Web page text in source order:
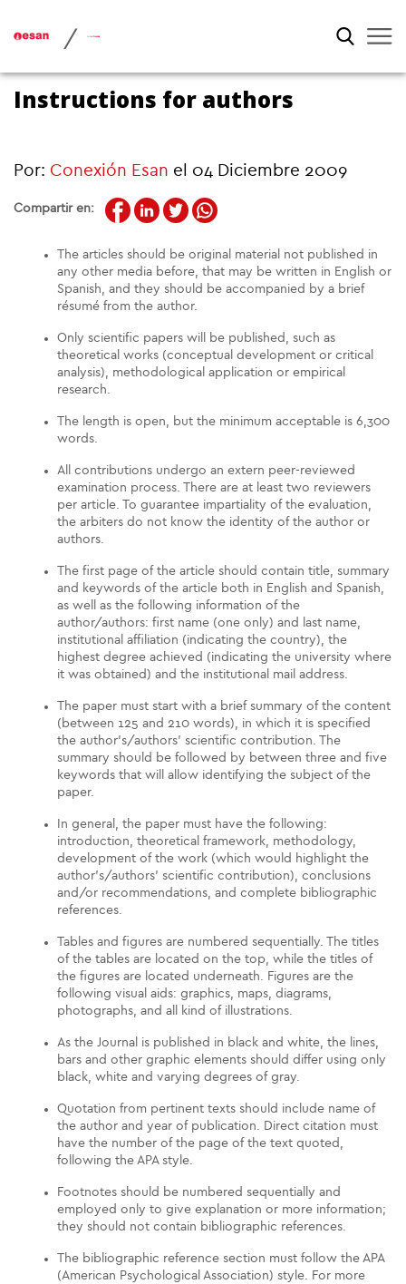
/
Instructions for authors
Por: Conexión Esan el 04 Diciembre 2009
Compartir en:
The articles should be original material not published in
any other media before, that may be written in English or
Spanish, and they should be accompanied by a brief
résumé from the author.
Only scientific papers will be published, such as
theoretical works (conceptual development or critical
analysis), methodological application or empirical
research.
The length is open, but the minimum acceptable is 6,300
words.
All contributions undergo an extern peer-reviewed
examination process. There are at least two reviewers
per article. To guarantee impartiality of the evaluation,
the arbiters do not know the identity of the author or
authors.
The first page of the article should contain title, summary
and keywords of the article both in English and Spanish,
as well as the following information of the
author/authors: first name (one only) and last name,
institutional affiliation (indicating the country), the
highest degree achieved (indicating the university where
it was obtained) and the institutional mail address.
The paper must start with a brief summary of the content
(between 125 and 210 words), in which it is specified
the author's/authors' scientific contribution. The
summary should be followed by between three and five
keywords that will allow identifying the subject of the
paper.
In general, the paper must have the following:
introduction, theoretical framework, methodology,
development of the work (which would highlight the
author's/authors' scientific contribution), conclusions
and/or recommendations, and complete bibliographic
references.
Tables and figures are numbered sequentially. The titles
of the tables are located on the top, while the titles of
the figures are located underneath. Figures are the
following visual aids: graphics, maps, diagrams,
photographs, and all kind of illustrations.
As the Journal is published in black and white, the lines,
bars and other graphic elements should differ using only
black, white and varying degrees of gray.
Quotation from pertinent texts should include name of
the author and year of publication. Direct citation must
have the number of the page of the text quoted,
following the APA style.
Footnotes should be numbered sequentially and
employed only to give explanation or more information;
they should not contain bibliographic references.
The bibliographic reference section must follow the APA
(American Psychological Association) style. For more